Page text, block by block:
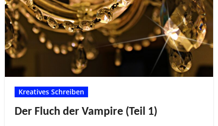
Kreatives Schreiben
Der Fluch der Vampire (Teil 1)